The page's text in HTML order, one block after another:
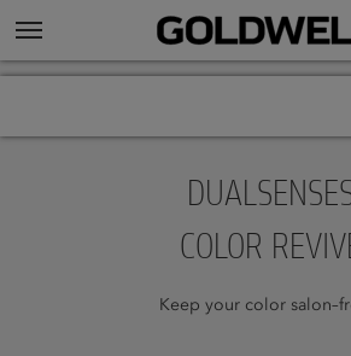
COLOR
Keep your color